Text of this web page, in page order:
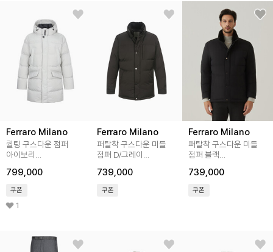
Ferraro Milano
퀼팅 구스다운 점퍼
아이보리
799,000
쿠폰
1
Ferraro Milano
퍼탈착 구스다운 미들
점퍼 D/그레이
739,000
쿠폰
Ferraro Milano
퍼탈착 구스다운 미들
점퍼 블랙
739,000
쿠폰